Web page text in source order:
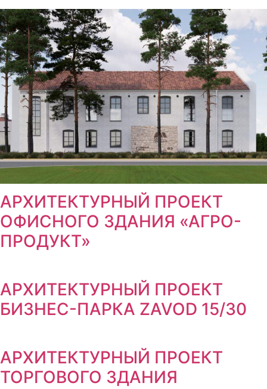
АРХИТЕКТУРНЫЙ ПРОЕКТ
ОФИСНОГО ЗДАНИЯ «АГРО-
ПРОДУКТ»
АРХИТЕКТУРНЫЙ ПРОЕКТ
БИЗНЕС-ПАРКА ZAVOD 15/30
АРХИТЕКТУРНЫЙ ПРОЕКТ
ТОРГОВОГО ЗДАНИЯ